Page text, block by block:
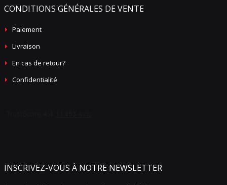
CONDITIONS GÉNÉRALES DE VENTE
Paiement
Livraison
En cas de retour?
Confidentialité
INSCRIVEZ-VOUS À NOTRE NEWSLETTER